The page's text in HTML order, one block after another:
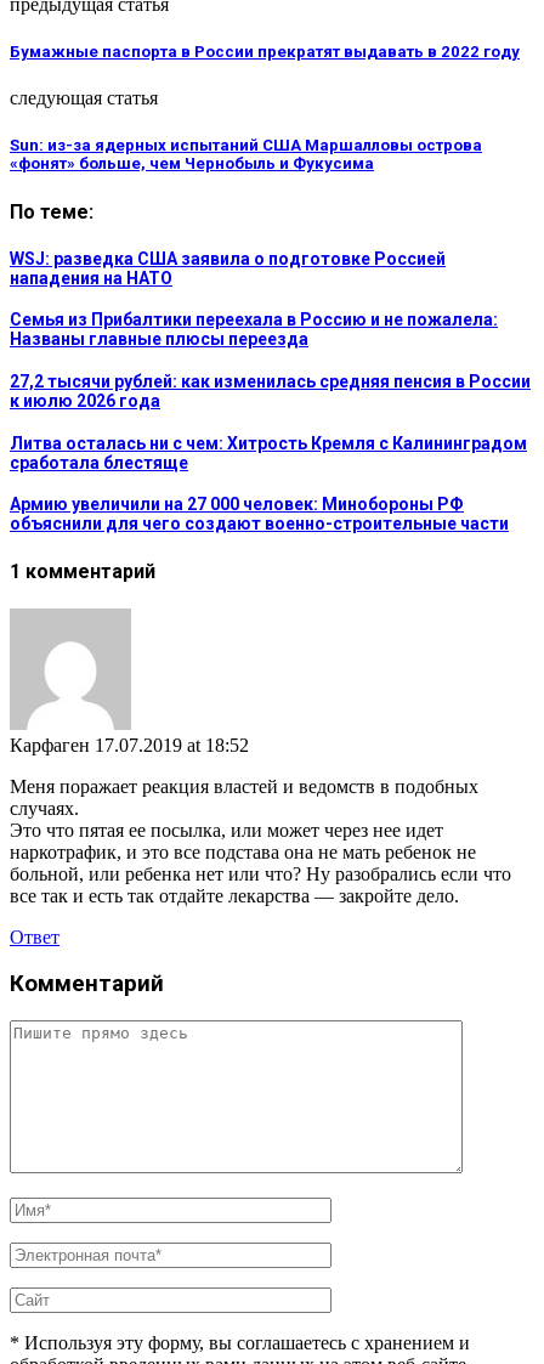
Бумажные паспорта в России прекратят выдавать в 2022 году
следующая статья
Sun: из-за ядерных испытаний США Маршалловы острова
«фонят» больше, чем Чернобыль и Фукусима
По теме:
WSJ: разведка США заявила о подготовке Россией
нападения на НАТО
Семья из Прибалтики переехала в Россию и не пожалела:
Названы главные плюсы переезда
27,2 тысячи рублей: как изменилась средняя пенсия в России
к июлю 2026 года
Литва осталась ни с чем: Хитрость Кремля с Калининградом
сработала блестяще
Армию увеличили на 27 000 человек: Минобороны РФ
объяснили для чего создают военно-строительные части
1 комментарий
Карфаген 17.07.2019 at 18:52
Меня поражает реакция властей и ведомств в подобных
случаях.
Это что пятая ее посылка, или может через нее идет
наркотрафик, и это все подстава она не мать ребенок не
больной, или ребенка нет или что? Ну разобрались если что
все так и есть так отдайте лекарства — закройте дело.
Ответ
Комментарий
* Используя эту форму, вы соглашаетесь с хранением и